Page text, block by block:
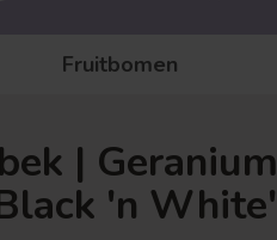
Fruitbomen
| Geranium
'n White'